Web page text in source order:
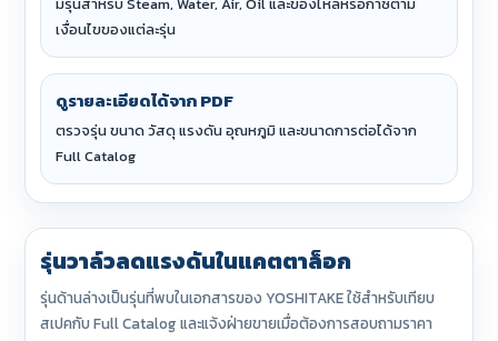
เงื่อนไขของแต่ละรุ่น
ดูรายละเอียดได้จาก PDF
ตรวจรุ่น ขนาด วัสดุ แรงดัน อุณหภูมิ และขนาดการต่อได้จาก
Full Catalog
รุ่นวาล์วลดแรงดันในแคตตาล็อก
รุ่นด้านล่างเป็นรุ่นที่พบในเอกสารของ YOSHITAKE ใช้สำหรับเทียบ
สเปคกับ Full Catalog และแจ้งฝ่ายขายเมื่อต้องการสอบถามราคา